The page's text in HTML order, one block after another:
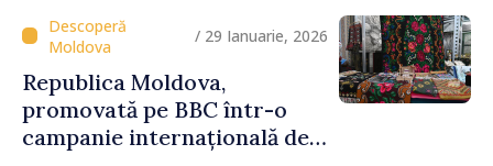
turistice unice
/ 29 Ianuarie, 2026
Republica Moldova,
promovată pe BBC într-o
campanie internațională de